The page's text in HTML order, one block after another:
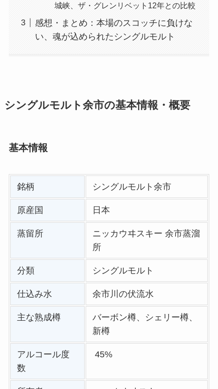
城峡、ザ・グレンリベット12年との比較
感想・まとめ：本場のスコッチに負けな
い、魂が込められたシングルモルト
シングルモルト余市の基本情報・概要
基本情報
銘柄 シングルモルト余市
原産国 日本
蒸留所
ニッカウヰスキー 余市蒸溜
所
分類 シングルモルト
仕込み水 余市川の伏流水
主な熟成樽
バーボン樽、シェリー樽、
新樽
アルコール度
数
45%